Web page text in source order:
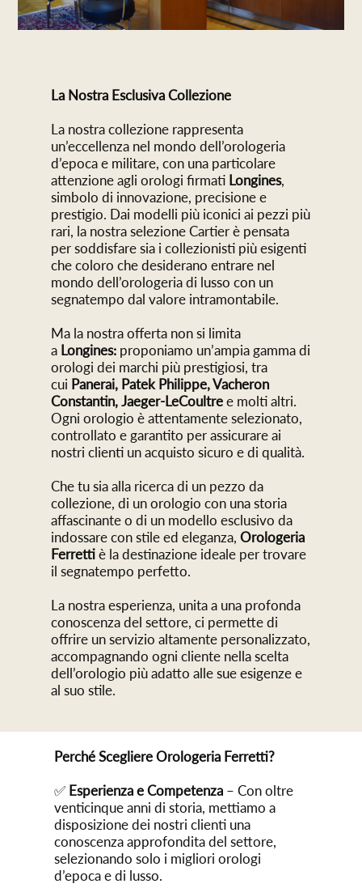
La Nostra Esclusiva Collezione
La nostra collezione rappresenta
un’eccellenza nel mondo dell’orologeria
d’epoca e militare, con una particolare
attenzione agli orologi firmati Longines,
simbolo di innovazione, precisione e
prestigio. Dai modelli più iconici ai pezzi più
rari, la nostra selezione Cartier è pensata
per soddisfare sia i collezionisti più esigenti
che coloro che desiderano entrare nel
mondo dell’orologeria di lusso con un
segnatempo dal valore intramontabile.
Ma la nostra offerta non si limita
aLongines:proponiamo un’ampia gamma di
orologi dei marchi più prestigiosi, tra
cui Panerai, Patek Philippe, Vacheron
Constantin, Jaeger-LeCoultree molti altri.
Ogni orologio è attentamente selezionato,
controllato e garantito per assicurare ai
nostri clienti un acquisto sicuro e di qualità.
Che tu sia alla ricerca di un pezzo da
collezione, di un orologio con una storia
affascinante o di un modello esclusivo da
indossare con stile ed eleganza, Orologeria
Ferrettiè la destinazione ideale per trovare
il segnatempo perfetto.
La nostra esperienza, unita a una profonda
conoscenza del settore, ci permette di
offrire un servizio altamente personalizzato,
accompagnando ogni cliente nella scelta
dell’orologio più adatto alle sue esigenze e
al suo stile.
Perché Scegliere Orologeria Ferretti?
✅ Esperienza e Competenza – Con oltre
venticinque anni di storia, mettiamo a
disposizione dei nostri clienti una
conoscenza approfondita del settore,
selezionando solo i migliori orologi
d’epoca e di lusso.